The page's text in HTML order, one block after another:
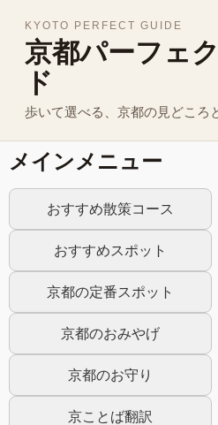
KYOTO PERFECT GUIDE
京都パーフェ
ド
歩いて選べる、京都の見どころ
メインメニュー
おすすめ散策コース
おすすめスポット
京都の定番スポット
京都のおみやげ
京都のお守り
京ことば翻訳